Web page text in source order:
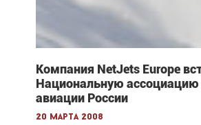
Компания NetJets Europe
Национальную ассоциацию
авиации России
20 марта 2008